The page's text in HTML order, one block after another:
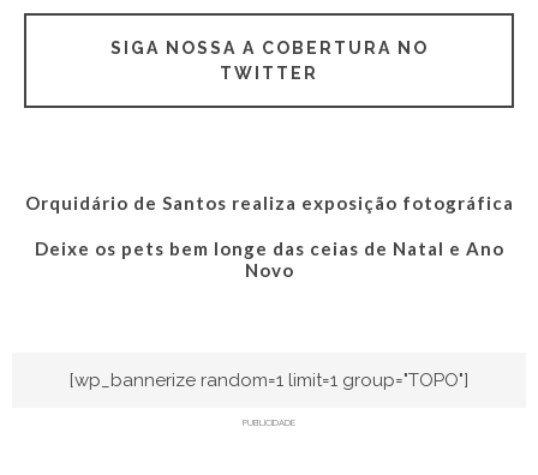
SIGA NOSSA A COBERTURA NO
TWITTER
Orquidário de Santos realiza exposição fotográfica
Deixe os pets bem longe das ceias de Natal e Ano
Novo
[wp_bannerize random=1 limit=1 group="TOPO"]
PUBLICIDADE